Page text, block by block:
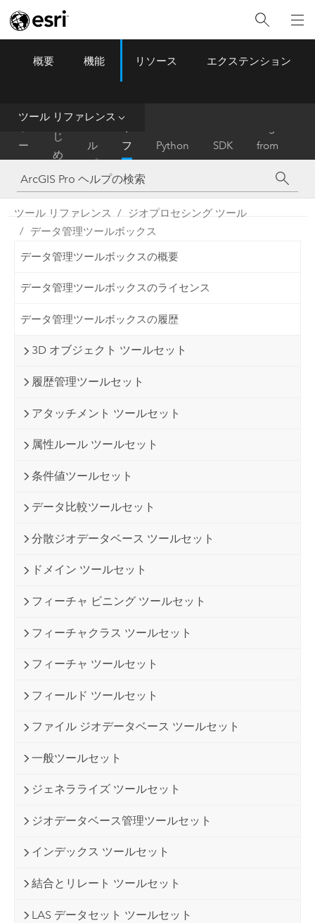
ArcGIS Pro Menu
概要 機能 リソース エクステンション
ツール リファレンス
ー
ム
は
じ
め
に
ル
プ
フ
ァ
レ
ン
ス
Python SDK
from
ArcMap
ツール リファレンス
ジオプロセシング ツール
データ管理ツールボックス
データ管理ツールボックスの概要
データ管理ツールボックスのライセンス
データ管理ツールボックスの履歴
3D オブジェクト ツールセット
履歴管理ツールセット
アタッチメント ツールセット
属性ルール ツールセット
条件値ツールセット
データ比較ツールセット
分散ジオデータベース ツールセット
ドメイン ツールセット
フィーチャ ビニング ツールセット
フィーチャクラス ツールセット
フィーチャ ツールセット
フィールド ツールセット
ファイル ジオデータベース ツールセット
一般ツールセット
ジェネラライズ ツールセット
ジオデータベース管理ツールセット
インデックス ツールセット
結合とリレート ツールセット
LAS データセット ツールセット